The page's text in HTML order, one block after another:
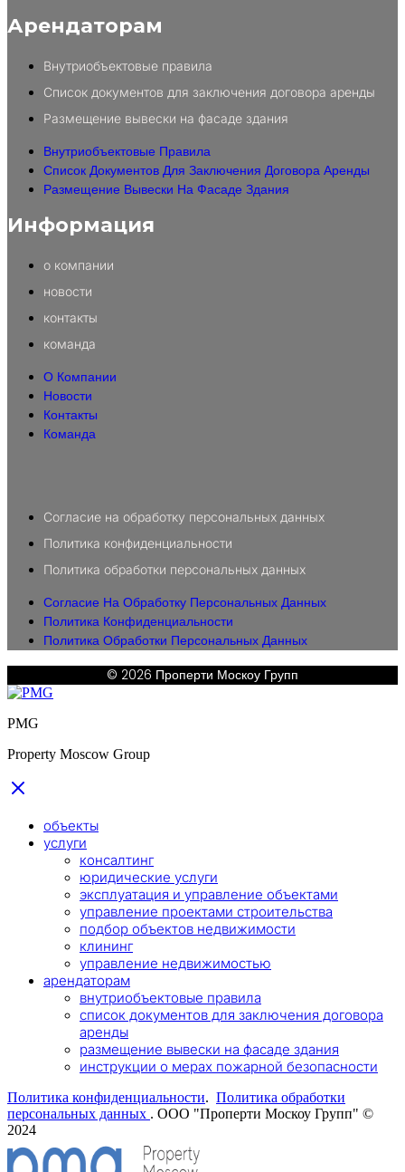
Арендаторам
Внутриобъектовые правила
Список документов для заключения договора аренды
Размещение вывески на фасаде здания
Внутриобъектовые Правила
Список Документов Для Заключения Договора Аренды
Размещение Вывески На Фасаде Здания
Информация
о компании
новости
контакты
команда
О Компании
Новости
Контакты
Команда
Согласие на обработку персональных данных
Политика конфиденциальности
Политика обработки персональных данных
Согласие На Обработку Персональных Данных
Политика Конфиденциальности
Политика Обработки Персональных Данных
© 2026 Проперти Москоу Групп
PMG
Property Moscow Group
объекты
услуги
консалтинг
юридические услуги
эксплуатация и управление объектами
управление проектами строительства
подбор объектов недвижимости
клининг
управление недвижимостью
арендаторам
внутриобъектовые правила
список документов для заключения договора
аренды
размещение вывески на фасаде здания
инструкции о мерах пожарной безопасности
Политика конфиденциальности. Политика обработки
персональных данных . ООО "Проперти Москоу Групп" ©
2024